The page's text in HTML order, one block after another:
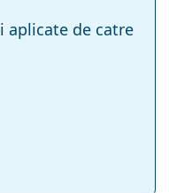
aplicate de catre